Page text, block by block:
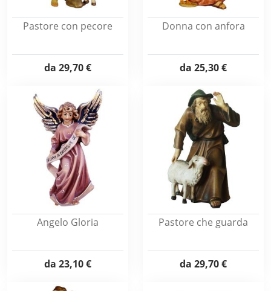
Pastore con pecore
da 29,70 €
Donna con anfora
da 25,30 €
Angelo Gloria
da 23,10 €
Pastore che guarda
da 29,70 €